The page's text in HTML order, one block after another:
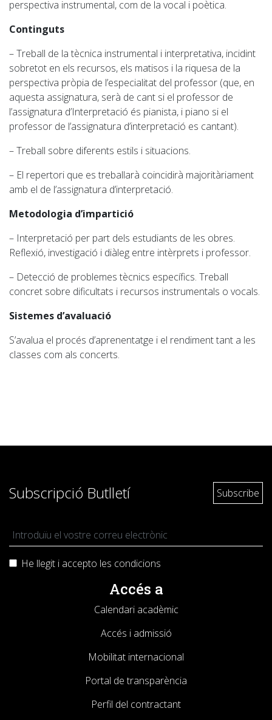
perspectiva instrumental, com de la vocal i poètica.
Continguts
– Treball de la tècnica instrumental i interpretativa, incidint
sobretot en els recursos, els matisos i la riquesa de la
perspectiva pròpia de l’especialitat del professor (que, en
aquesta assignatura, serà de cant si el professor de
l’assignatura d’Interpretació és pianista, i piano si el
professor de l’assignatura d’interpretació es cantant).
– Treball sobre diferents estils i situacions.
– El repertori que es treballarà coincidirà majoritàriament
amb el de l’assignatura d’interpretació.
Metodologia d’impartició
– Interpretació per part dels estudiants de les obres.
Reflexió, investigació i diàleg entre intèrprets i professor.
– Detecció de problemes tècnics específics. Treball
concret sobre dificultats i recursos instrumentals o vocals.
Sistemes d’avaluació
S’avalua el procés d’aprenentatge i el rendiment tant a les
classes com als concerts.
Subscripció Butlletí
He llegit i accepto les condicions
Accés a
Calendari acadèmic
Accés i admissió
Mobilitat internacional
Portal de transparència
Perfil del contractant